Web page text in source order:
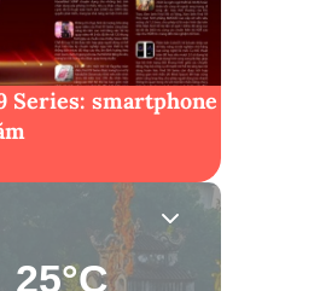
Series: smartphone
25°C